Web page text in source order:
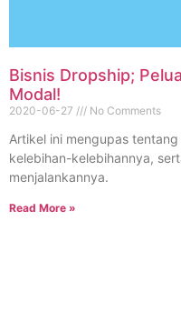
Bisnis Dropship;
Modal!
2020-06-27 No Comments
Artikel ini mengupas
kelebihan-kelebihannya,
menjalankannya.
Read More »